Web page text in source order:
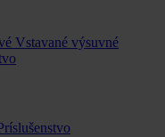
Vstavané výsuvné